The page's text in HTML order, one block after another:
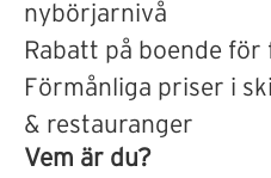
nybörjarnivå
Rabatt på boende för
Förmånliga priser i
& restauranger
Vem är du?